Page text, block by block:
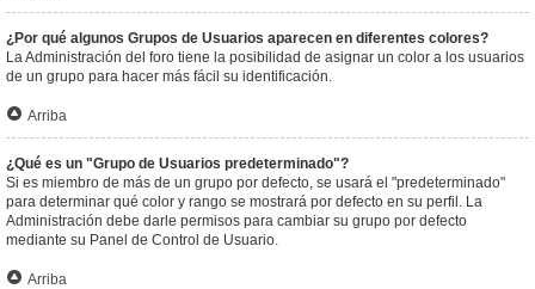
¿Por qué algunos Grupos de Usuarios aparecen en diferentes colores?
La Administración del foro tiene la posibilidad de asignar un color a los usuarios
de un grupo para hacer más fácil su identificación.
Arriba
¿Qué es un "Grupo de Usuarios predeterminado"?
Si es miembro de más de un grupo por defecto, se usará el "predeterminado"
para determinar qué color y rango se mostrará por defecto en su perfil. La
Administración debe darle permisos para cambiar su grupo por defecto
mediante su Panel de Control de Usuario.
Arriba